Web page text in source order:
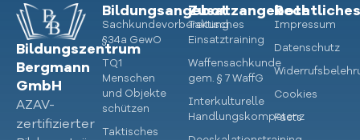
Bildungszentrum
Bergmann
GmbH
AZAV-
zertifizierter
Bildungsangebot
Sachkundevorbereitung
§34a GewO
TQ1
Menschen
und Objekte
schützen
Taktisches
Zusatzangebote
Taktisches
Einsatztraining
Waffensachkunde
gem. § 7 WaffG
Interkulturelle
Handlungskompetenz
Rechtliches
Impressum
Datenschutz
Cookies
Facts